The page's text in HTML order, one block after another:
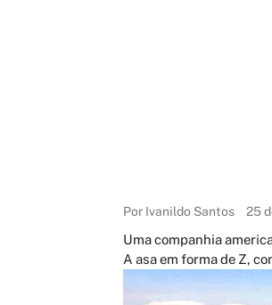
Por Ivanildo Santos 25
Uma companhia
A asa em forma de Z,